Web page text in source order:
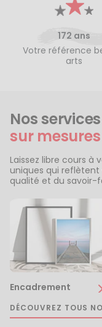
172 ans
Votre référence
arts
Nos services
sur mesures
Laissez libre cours à
uniques qui
qualité et du savoir-
Encadrement
DÉCOUVREZ TOUS